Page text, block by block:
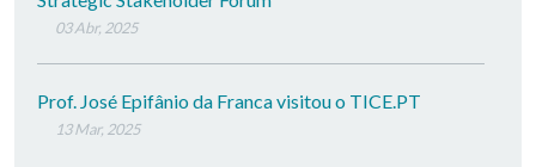
03 Abr, 2025
Prof. José Epifânio da Franca visitou o TICE.PT
13 Mar, 2025